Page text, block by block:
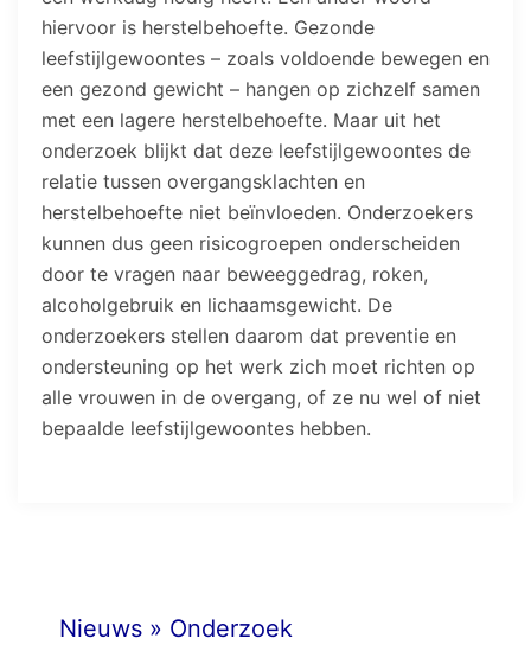
hiervoor is herstelbehoefte. Gezonde
leefstijlgewoontes – zoals voldoende bewegen en
een gezond gewicht – hangen op zichzelf samen
met een lagere herstelbehoefte. Maar uit het
onderzoek blijkt dat deze leefstijlgewoontes de
relatie tussen overgangsklachten en
herstelbehoefte niet beïnvloeden. Onderzoekers
kunnen dus geen risicogroepen onderscheiden
door te vragen naar beweeggedrag, roken,
alcoholgebruik en lichaamsgewicht. De
onderzoekers stellen daarom dat preventie en
ondersteuning op het werk zich moet richten op
alle vrouwen in de overgang, of ze nu wel of niet
bepaalde leefstijlgewoontes hebben.
Nieuws » Onderzoek